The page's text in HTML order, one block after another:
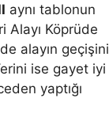
aynı tablonun
Alayı Köprüde
alayın geçişini
ise gayet iyi
yaptığı